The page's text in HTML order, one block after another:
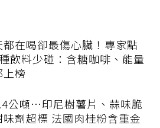
都在喝卻最傷心臟！專家點
飲料少碰：含糖咖啡、能量
榜
公噸⋯印尼樹薯片、蒜味脆
味劑超標 法國肉桂粉含重金